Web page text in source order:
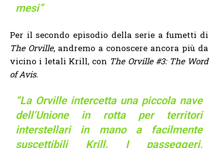
mesi”
Per il secondo episodio della serie a fumetti di
The Orville, andremo a conoscere ancora più da
vicino i letali Krill, con The Orville #3: The Word
of Avis.
“La Orville intercetta una piccola nave
dell’Unione in rotta per territori
interstellari in mano a facilmente
suscettibili Krill. I passeggeri,